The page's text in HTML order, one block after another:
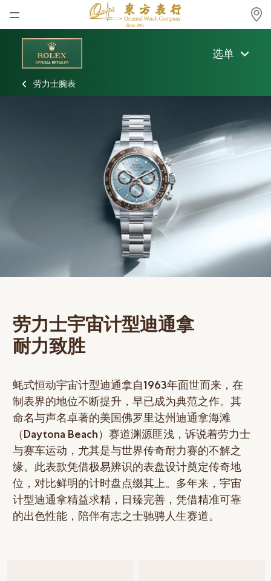
首页
最新消息
腕表资讯
劳力士中古表认证
网上商店
香港特别行政区
腕表维修
会员
登入
注册
会员尊享
繁體中文 | English
选单
劳力士腕表
劳力士宇宙计型迪通拿
耐力致胜
蚝式恒动宇宙计型迪通拿自1963年面世而来，在
制表界的地位不断提升，早已成为典范之作。其
命名与声名卓著的美国佛罗里达州迪通拿海滩
（Daytona Beach）赛道渊源匪浅，诉说着劳力士
与赛车运动，尤其是与世界传奇耐力赛的不解之
缘。此表款凭借极易辨识的表盘设计奠定传奇地
位，对比鲜明的计时盘点缀其上。多年来，宇宙
计型迪通拿精益求精，日臻完善，凭借精准可靠
的出色性能，陪伴有志之士驰骋人生赛道。